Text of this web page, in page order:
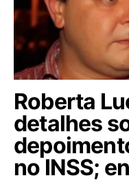
Roberta
detalhes
no INSS;